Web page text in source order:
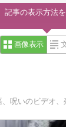
画像表示
記事の表示方法